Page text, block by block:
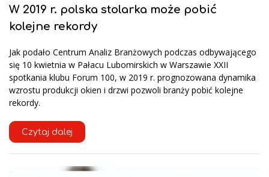
W 2019 r. polska stolarka może pobić
kolejne rekordy
Jak podało Centrum Analiz Branżowych podczas odbywającego
się 10 kwietnia w Pałacu Lubomirskich w Warszawie XXII
spotkania klubu Forum 100, w 2019 r. prognozowana dynamika
wzrostu produkcji okien i drzwi pozwoli branży pobić kolejne
rekordy.
Czytaj dalej